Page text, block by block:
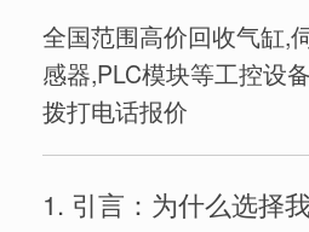
全国范围高价回收气缸,
感器,PLC模块等工控设
拨打电话报价
1. 引言：为什么选择